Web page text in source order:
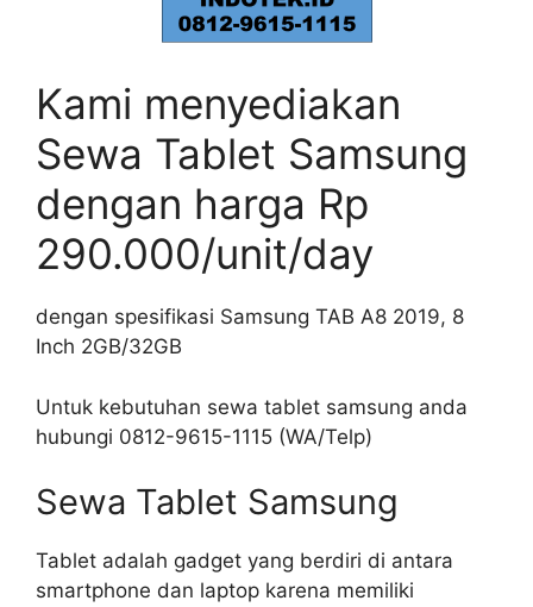
Kami menyediakan
Sewa Tablet Samsung
dengan harga Rp
290.000/unit/day
dengan spesifikasi Samsung TAB A8 2019, 8
Inch 2GB/32GB
Untuk kebutuhan sewa tablet samsung anda
hubungi 0812-9615-1115 (WA/Telp)
Sewa Tablet Samsung
Tablet adalah gadget yang berdiri di antara
smartphone dan laptop karena memiliki